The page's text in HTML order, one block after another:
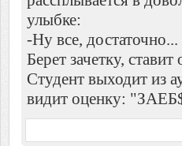
улыбке:
-Hу все, достаточно...
Берет зачетку,
Студент выходит из
видит оценку: